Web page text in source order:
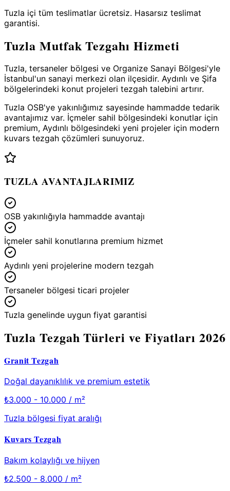
Tuzla içi tüm teslimatlar ücretsiz. Hasarsız teslimat
garantisi.
Tuzla Mutfak Tezgahı Hizmeti
Tuzla, tersaneler bölgesi ve Organize Sanayi Bölgesi'yle
İstanbul'un sanayi merkezi olan ilçesidir. Aydınlı ve Şifa
bölgelerindeki konut projeleri tezgah talebini artırır.
Tuzla OSB'ye yakınlığımız sayesinde hammadde tedarik
avantajımız var. İçmeler sahil bölgesindeki konutlar için
premium, Aydınlı bölgesindeki yeni projeler için modern
kuvars tezgah çözümleri sunuyoruz.
TUZLA AVANTAJLARIMIZ
OSB yakınlığıyla hammadde avantajı
İçmeler sahil konutlarına premium hizmet
Aydınlı yeni projelerine modern tezgah
Tersaneler bölgesi ticari projeler
Tuzla genelinde uygun fiyat garantisi
Tuzla Tezgah Türleri ve Fiyatları 2026
Granit Tezgah
Doğal dayanıklılık ve premium estetik
₺3.000 - 10.000 / m²
Tuzla bölgesi fiyat aralığı
Kuvars Tezgah
Bakım kolaylığı ve hijyen
₺2.500 - 8.000 / m²